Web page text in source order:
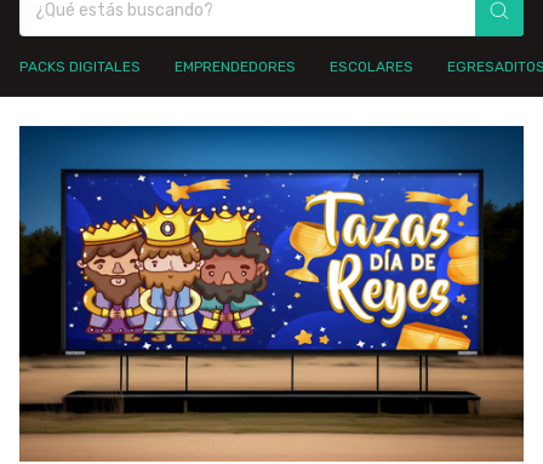
PACKS DIGITALES EMPRENDEDORES ESCOLARES